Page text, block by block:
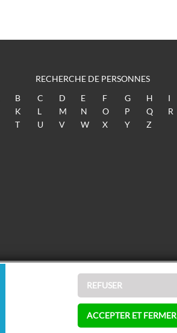
RECHERCHE DE PERSONNES
B C D E F G H
I
K L M N O P Q
R
T U V W X Y Z
REFUSER
ACCEPTER ET FERMER